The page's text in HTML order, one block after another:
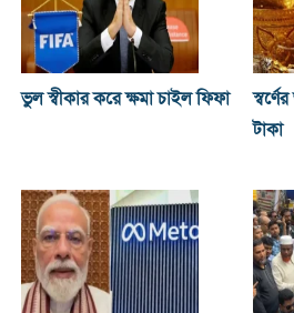
ভুল স্বীকার করে ক্ষমা চাইল ফিফা
টাকা